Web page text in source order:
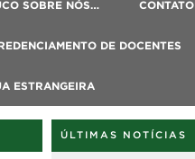
SOBRE NÓS… CONTATO
DE DOCENTES
ESTRANGEIRA
ÚLTIMAS NOTÍCIAS